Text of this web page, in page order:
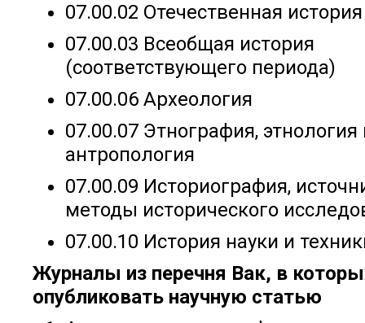
07.00.02 Отечественная история
07.00.03 Всеобщая история
(соответствующего периода)
07.00.06 Археология
07.00.07 Этнография, этнология
антропология
07.00.09 Историография,
методы исторического
07.00.10 История науки и
Журналы из перечня Вак, в
опубликовать научную статью